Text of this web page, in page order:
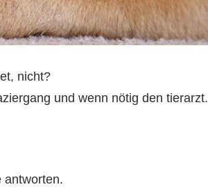
nicht?
und wenn nötig den tierarzt.
antworten.